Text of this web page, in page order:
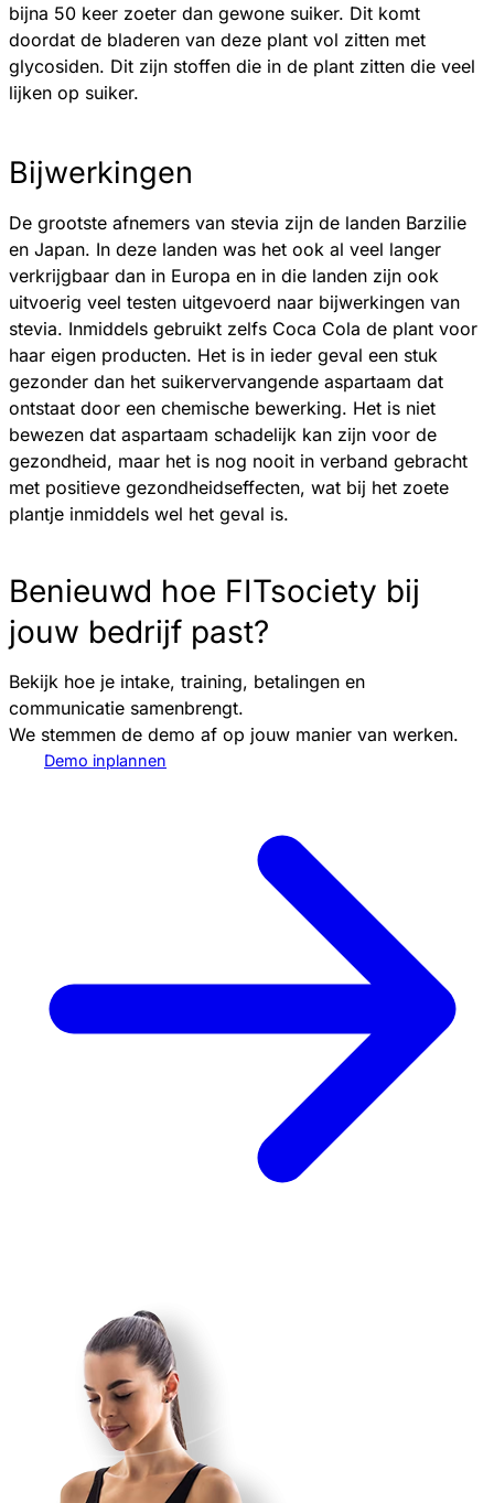
bijna 50 keer zoeter dan gewone suiker. Dit komt
doordat de bladeren van deze plant vol zitten met
glycosiden. Dit zijn stoffen die in de plant zitten die veel
lijken op suiker.
Bijwerkingen
De grootste afnemers van stevia zijn de landen Barzilie
en Japan. In deze landen was het ook al veel langer
verkrijgbaar dan in Europa en in die landen zijn ook
uitvoerig veel testen uitgevoerd naar bijwerkingen van
stevia. Inmiddels gebruikt zelfs Coca Cola de plant voor
haar eigen producten. Het is in ieder geval een stuk
gezonder dan het suikervervangende aspartaam dat
ontstaat door een chemische bewerking. Het is niet
bewezen dat aspartaam schadelijk kan zijn voor de
gezondheid, maar het is nog nooit in verband gebracht
met positieve gezondheidseffecten, wat bij het zoete
plantje inmiddels wel het geval is.
Benieuwd hoe FITsociety bij
jouw bedrijf past?
Bekijk hoe je intake, training, betalingen en
communicatie samenbrengt.
We stemmen de demo af op jouw manier van werken.
Demo inplannen